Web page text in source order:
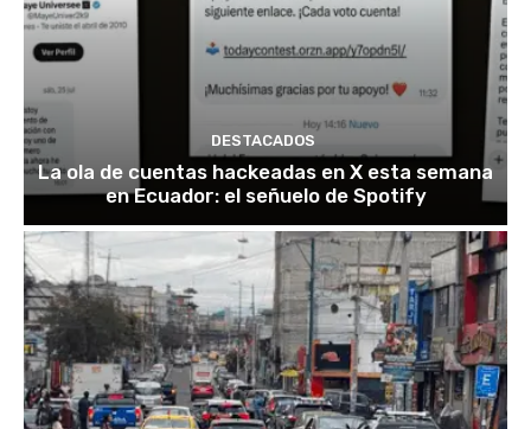
DESTACADOS
La ola de cuentas hackeadas en X esta semana
en Ecuador: el señuelo de Spotify